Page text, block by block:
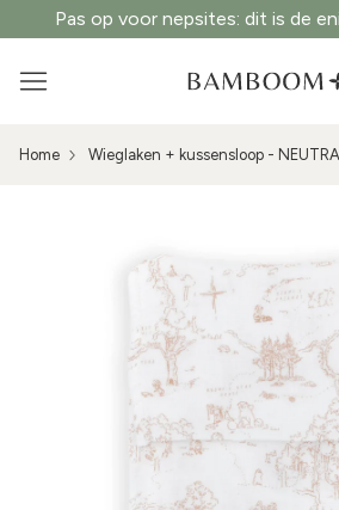
Pas op voor nepsites: dit is de
Home Wieglaken + kussensloop -